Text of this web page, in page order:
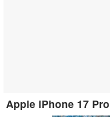
Apple iPhone 17 Pro